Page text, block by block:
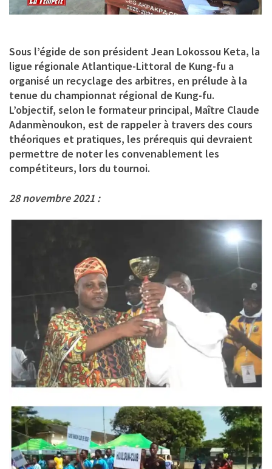
Sous l’égide de son président Jean Lokossou Keta, la
ligue régionale Atlantique-Littoral de Kung-fu a
organisé un recyclage des arbitres, en prélude à la
tenue du championnat régional de Kung-fu.
L’objectif, selon le formateur principal, Maître Claude
Adanmènoukon, est de rappeler à travers des cours
théoriques et pratiques, les prérequis qui devraient
permettre de noter les convenablement les
compétiteurs, lors du tournoi.
28 novembre 2021 :